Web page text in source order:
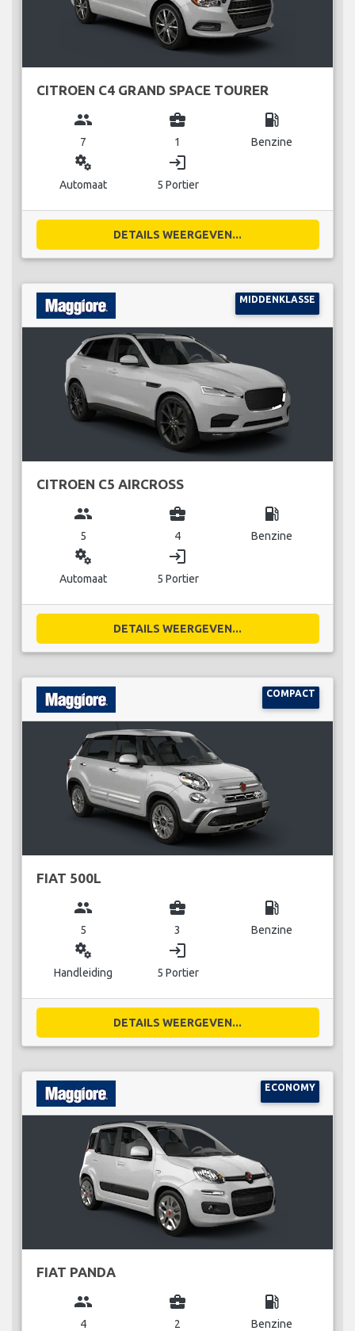
CITROEN C4 GRAND SPACE TOURER
group
7
business_center
1
local_gas_station
Benzine
miscellaneous_services
Automaat
login
5 Portier
DETAILS WEERGEVEN...
MIDDENKLASSE
CITROEN C5 AIRCROSS
group
5
business_center
4
local_gas_station
Benzine
miscellaneous_services
Automaat
login
5 Portier
DETAILS WEERGEVEN...
COMPACT
FIAT 500L
group
5
business_center
3
local_gas_station
Benzine
miscellaneous_services
Handleiding
login
5 Portier
DETAILS WEERGEVEN...
ECONOMY
FIAT PANDA
group
4
business_center
2
local_gas_station
Benzine